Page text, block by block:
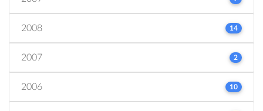
2008 14
2007 2
2006 10